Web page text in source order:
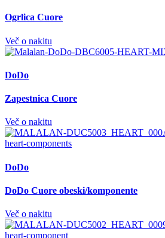
Ogrlica Cuore
Več o nakitu
DoDo
Zapestnica Cuore
Več o nakitu
DoDo
DoDo Cuore obeski/komponente
Več o nakitu